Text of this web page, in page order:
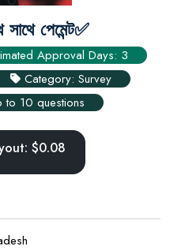
পেমেন্ট✅
Approval Days: 3
Category: Survey
to 10 questions
$0.08